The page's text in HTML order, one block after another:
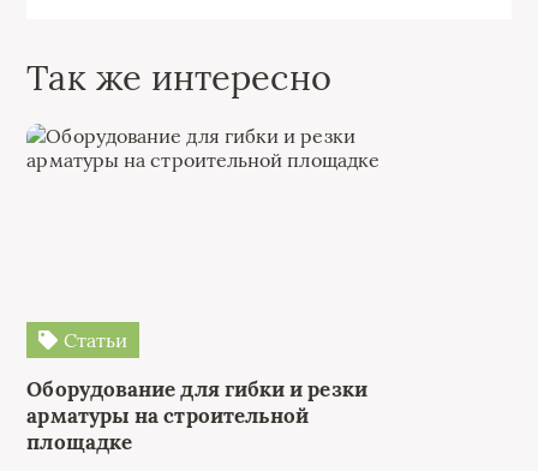
Так же интересно
Статьи
Оборудование для гибки и резки
арматуры на строительной
площадке